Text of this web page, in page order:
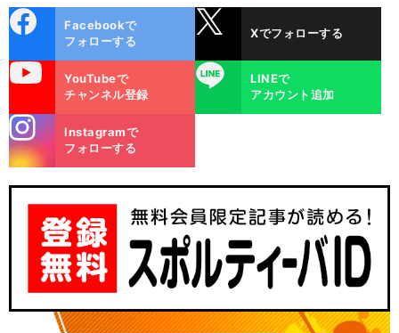
ok
Facebookで
フォローする
Xでフォローする
YouTubeで
チャンネル登録
LINE
LINEで
アカウント追加
m
Instagramで
フォローする